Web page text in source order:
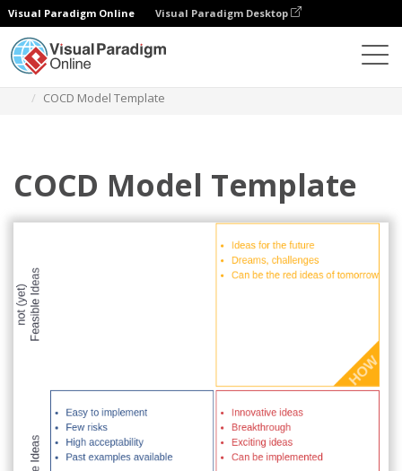
Visual Paradigm Online Visual Paradigm Desktop
COCD Model Template
COCD Model Template